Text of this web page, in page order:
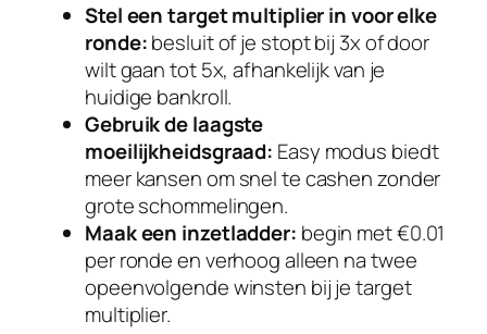
Stel een target multiplier in voor elke
ronde:besluit of je stopt bij 3x of door
wilt gaan tot 5x, afhankelijk van je
huidige bankroll.
Gebruik de laagste
moeilijkheidsgraad: Easy modus biedt
meer kansen om snel te cashen zonder
grote schommelingen.
Maak een inzetladder: begin met €0.01
per ronde en verhoog alleen na twee
opeenvolgende winsten bij je target
multiplier.